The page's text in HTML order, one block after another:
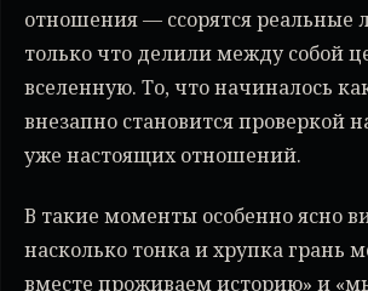
отношения — ссорятся реальные
только что делили между собой
вселенную. То, что начиналось
внезапно становится проверкой
уже настоящих отношений.
В такие моменты особенно ясно
насколько тонка и хрупка грань
вместе проживаем историю» и